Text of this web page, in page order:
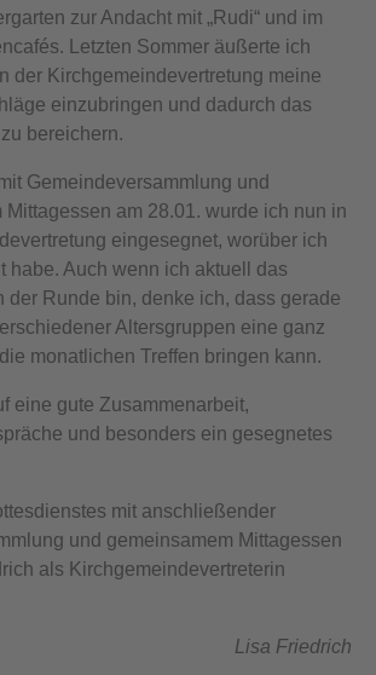
zur Andacht mit „Rudi“ und im
Letzten Sommer äußerte ich
der Kirchgemeindevertretung meine
einzubringen und dadurch das
bereichern.
Gemeindeversammlung und
am 28.01. wurde ich nun in
eingesegnet, worüber ich
habe. Auch wenn ich aktuell das
der Runde bin, denke ich, dass gerade
Altersgruppen eine ganz
monatlichen Treffen bringen kann.
eine gute Zusammenarbeit,
und besonders ein gesegnetes
mit anschließender
und gemeinsamem Mittagessen
als Kirchgemeindevertreterin
Lisa Friedrich